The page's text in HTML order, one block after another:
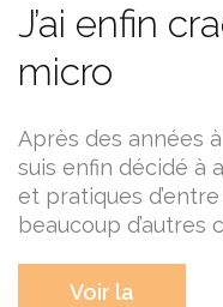
J’ai enfin
micro
Après des années
suis enfin décidé à
et pratiques
beaucoup d’autres
Voir la